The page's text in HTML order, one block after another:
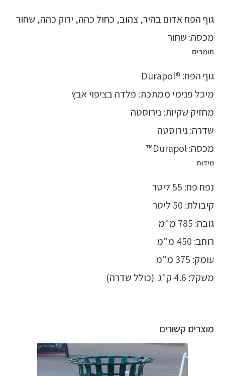
גוף הפח אדום בהיר, צהוב, כחול כהה, ירוק כהה, שחור
מכסה: שחור
חומרים
גוף הפח: ®Durapol
מיכל פנימי ממתכת: פלדה בציפוי אבץ
מחזיק שקיות: נירוסטה
שדרה: נירוסטה
מכסה: Durapol™
מידות
נפח פח: 55 ליטר
קיבולת: 50 ליטר
גובה: 785 מ"מ
רוחב: 450 מ"מ
עומק: 375 מ"מ
משקל: 4.6 ק"ג (כולל שדרה)
מוצרים קשורים